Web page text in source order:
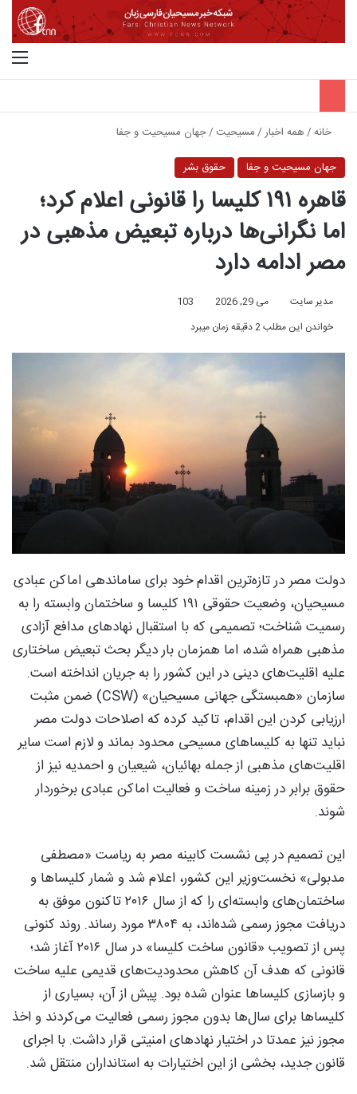
خانه/همه اخبار/مسیحیت /جهان مسیحیت و جفا
جهان مسیحیت و جفا
حقوق بشر
قاهره ۱۹۱ کلیسا را قانونی اعلام کرد؛
اما نگرانی‌ها درباره تبعیض مذهبی در
مصر ادامه دارد
مدیر سایت می 29, 2026
103
خواندن این مطلب 2 دقیقه زمان میبرد
دولت مصر در تازه‌ترین اقدام خود برای ساماندهی اماکن عبادی
مسیحیان، وضعیت حقوقی ۱۹۱ کلیسا و ساختمان وابسته را به
رسمیت شناخت؛ تصمیمی که با استقبال نهادهای مدافع آزادی
مذهبی همراه شده، اما همزمان بار دیگر بحث تبعیض ساختاری
علیه اقلیت‌های دینی در این کشور را به جریان انداخته است.
سازمان «همبستگی جهانی مسیحیان» (CSW) ضمن مثبت
ارزیابی کردن این اقدام، تاکید کرده که اصلاحات دولت مصر
نباید تنها به کلیساهای مسیحی محدود بماند و لازم است سایر
اقلیت‌های مذهبی از جمله بهائیان، شیعیان و احمدیه نیز از
حقوق برابر در زمینه ساخت و فعالیت اماکن عبادی برخوردار
شوند.
این تصمیم در پی نشست کابینه مصر به ریاست «مصطفی
مدبولی» نخست‌وزیر این کشور، اعلام شد و شمار کلیساها و
ساختمان‌های وابسته‌ای را که از سال ۲۰۱۶ تاکنون موفق به
دریافت مجوز رسمی شده‌اند، به ۳۸۰۴ مورد رساند. روند کنونی
پس از تصویب «قانون ساخت کلیسا» در سال ۲۰۱۶ آغاز شد؛
قانونی که هدف آن کاهش محدودیت‌های قدیمی علیه ساخت
و بازسازی کلیساها عنوان شده بود. پیش از آن، بسیاری از
کلیساها برای سال‌ها بدون مجوز رسمی فعالیت می‌کردند و اخذ
مجوز نیز عمدتا در اختیار نهادهای امنیتی قرار داشت. با اجرای
قانون جدید، بخشی از این اختیارات به استانداران منتقل شد.